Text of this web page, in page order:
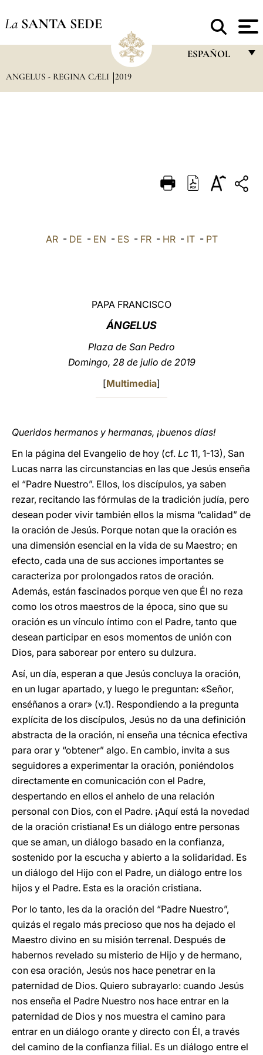
La SANTA SEDE
ESPAÑOL
DEUTSCH
العربيّة
ANGELUS - REGINA CÆLI 2019
AR- DE - EN - ES- FR- HR- IT- PT
PAPA FRANCISCO
ÁNGELUS
Plaza de San Pedro
Domingo, 28 de julio de 2019
[Multimedia]
Queridos hermanos y hermanas, ¡buenos días!
En la página del Evangelio de hoy (cf. Lc 11, 1-13), San
Lucas narra las circunstancias en las que Jesús enseña
el “Padre Nuestro”. Ellos, los discípulos, ya saben
rezar, recitando las fórmulas de la tradición judía, pero
desean poder vivir también ellos la misma “calidad” de
la oración de Jesús. Porque notan que la oración es
una dimensión esencial en la vida de su Maestro; en
efecto, cada una de sus acciones importantes se
caracteriza por prolongados ratos de oración.
Además, están fascinados porque ven que Él no reza
como los otros maestros de la época, sino que su
oración es un vínculo íntimo con el Padre, tanto que
desean participar en esos momentos de unión con
Dios, para saborear por entero su dulzura.
Así, un día, esperan a que Jesús concluya la oración,
en un lugar apartado, y luego le preguntan: «Señor,
enséñanos a orar» (v.1). Respondiendo a la pregunta
explícita de los discípulos, Jesús no da una definición
abstracta de la oración, ni enseña una técnica efectiva
para orar y “obtener” algo. En cambio, invita a sus
seguidores a experimentar la oración, poniéndolos
directamente en comunicación con el Padre,
despertando en ellos el anhelo de una relación
personal con Dios, con el Padre. ¡Aquí está la novedad
de la oración cristiana! Es un diálogo entre personas
que se aman, un diálogo basado en la confianza,
sostenido por la escucha y abierto a la solidaridad. Es
un diálogo del Hijo con el Padre, un diálogo entre los
hijos y el Padre. Esta es la oración cristiana.
Por lo tanto, les da la oración del “Padre Nuestro”,
quizás el regalo más precioso que nos ha dejado el
Maestro divino en su misión terrenal. Después de
habernos revelado su misterio de Hijo y de hermano,
con esa oración, Jesús nos hace penetrar en la
paternidad de Dios. Quiero subrayarlo: cuando Jesús
nos enseña el Padre Nuestro nos hace entrar en la
paternidad de Dios y nos muestra el camino para
entrar en un diálogo orante y directo con Él, a través
del camino de la confianza filial. Es un diálogo entre el